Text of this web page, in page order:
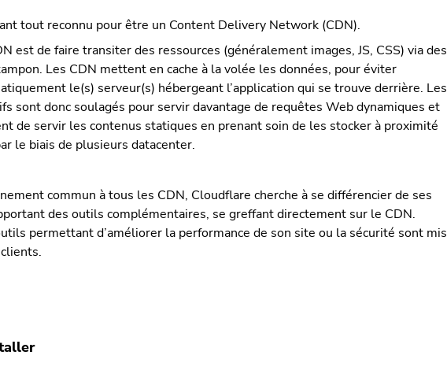
tout reconnu pour être un Content Delivery Network (CDN).
est de faire transiter des ressources (généralement images, JS, CSS) via des
Les CDN mettent en cache à la volée les données, pour éviter
le(s) serveur(s) hébergeant l’application qui se trouve derrière. Les
sont donc soulagés pour servir davantage de requêtes Web dynamiques et
de servir les contenus statiques en prenant soin de les stocker à proximité
le biais de plusieurs datacenter.
commun à tous les CDN, Cloudflare cherche à se différencier de ses
des outils complémentaires, se greffant directement sur le CDN.
permettant d’améliorer la performance de son site ou la sécurité sont mis